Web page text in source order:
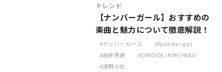
トレンド
【ナンバーガール】おすすめの
楽曲と魅力について徹底解説！
ナンバーガール
Number girl
向井秀徳
OMOIDE IN MY HEAD
透明少女